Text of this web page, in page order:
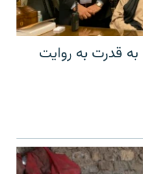
قدرت به روایت